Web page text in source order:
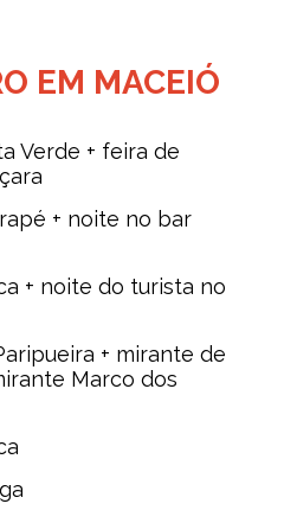
EM MACEIÓ
Verde + feira de
+ noite no bar
+ noite do turista no
+ mirante de
Marco dos